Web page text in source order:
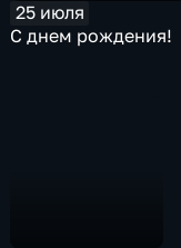
25 июля
С днем рождения!